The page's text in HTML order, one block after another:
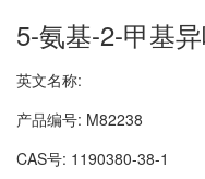
5-氨基-2-甲基
英文名称:
产品编号: M82238
CAS号: 1190380-38-1